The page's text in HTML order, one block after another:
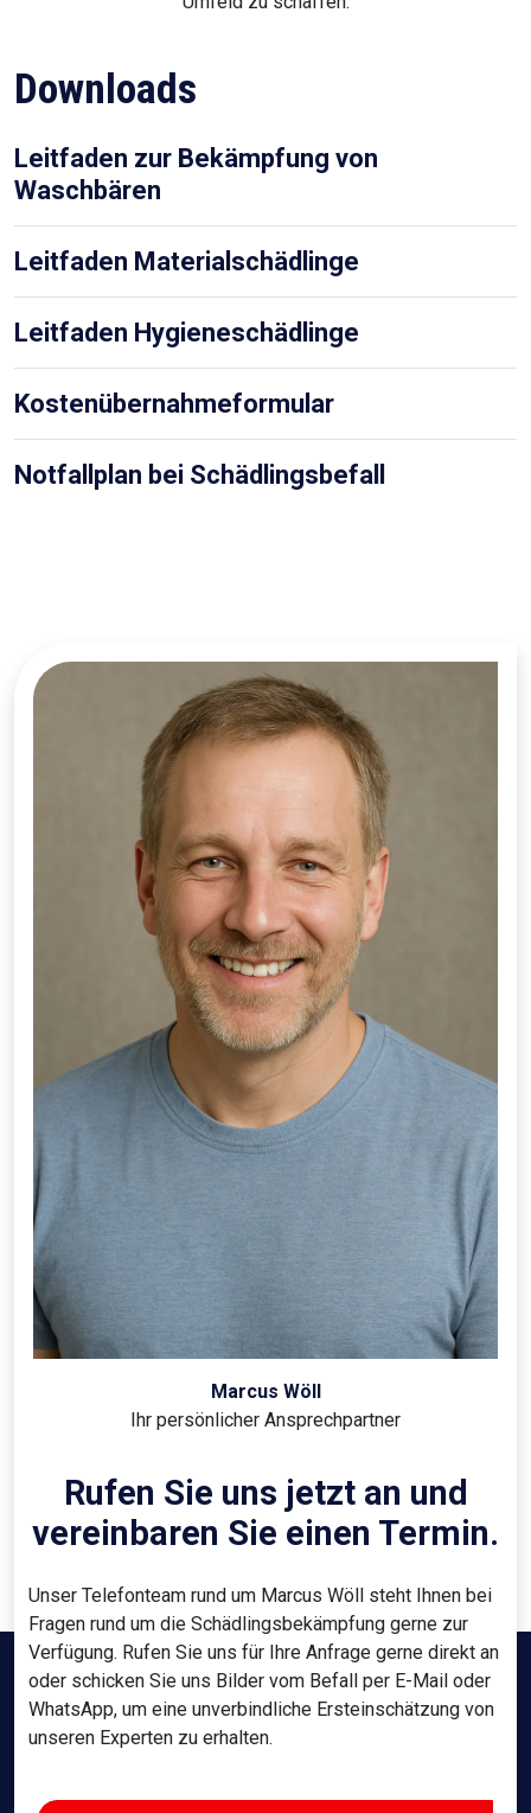
Downloads
Leitfaden zur Bekämpfung von
Waschbären
Leitfaden Materialschädlinge
Leitfaden Hygieneschädlinge
Kostenübernahmeformular
Notfallplan bei Schädlingsbefall
Marcus Wöll
Ihr persönlicher Ansprechpartner
Rufen Sie uns jetzt an und
vereinbaren Sie einen Termin.
Unser Telefonteam rund um Marcus Wöll steht Ihnen bei
Fragen rund um die Schädlingsbekämpfung gerne zur
Verfügung. Rufen Sie uns für Ihre Anfrage gerne direkt an
oder schicken Sie uns Bilder vom Befall per E-Mail oder
WhatsApp, um eine unverbindliche Ersteinschätzung von
unseren Experten zu erhalten.